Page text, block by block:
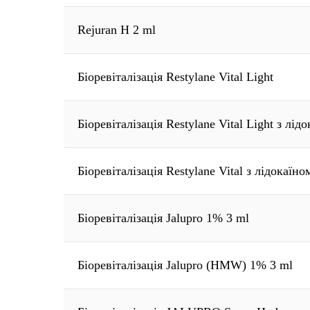
Rejuran H 2 ml
Біоревіталізація Restylane Vital Light
Біоревіталізація Restylane Vital Light з
Біоревіталізація Restylane Vital з
Біоревіталізація Jalupro 1% 3 ml
Біоревіталізація Jalupro (HMW) 1% 3 ml